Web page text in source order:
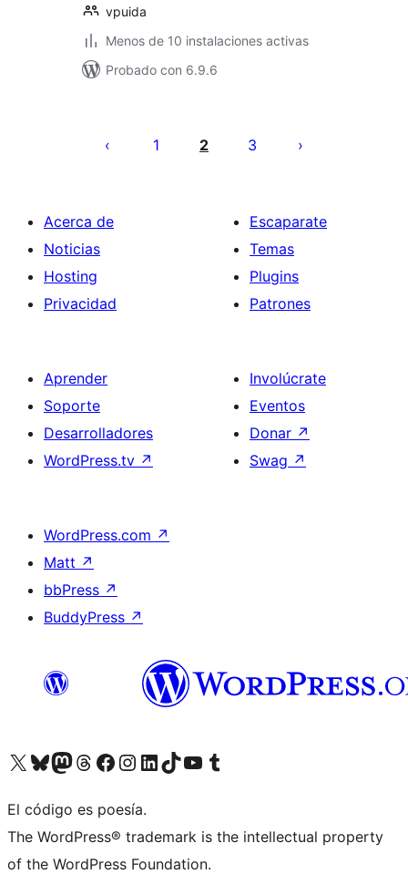
vpuida
Menos de 10 instalaciones activas
Probado con 6.9.6
1 2 3
Acerca de
Noticias
Hosting
Privacidad
Escaparate
Temas
Plugins
Patrones
Aprender
Soporte
Desarrolladores
WordPress.tv ↗
Involúcrate
Eventos
Donar ↗
Swag ↗
WordPress.com ↗
Matt ↗
bbPress ↗
BuddyPress ↗
Visita nuestra cuenta de X (anteriormente Twitter)
Visita nuestra cuenta de Bluesky
Visita nuestra cuenta de Mastodon
Visita nuestra cuenta de Threads
Visita nuestra página de Facebook
Visita nuestra cuenta de Instagram
Visita nuestra cuenta de LinkedIn
Visita nuestra cuenta de TikTok
Visita nuestro canal de YouTube
Visita nuestra cuenta de Tumblr
El código es poesía.
The WordPress® trademark is the intellectual property
of the WordPress Foundation.